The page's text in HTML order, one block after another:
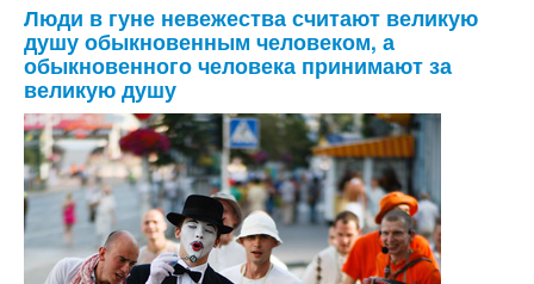
Люди в гуне невежества считают великую
душу обыкновенным человеком, а
обыкновенного человека принимают за
великую душу